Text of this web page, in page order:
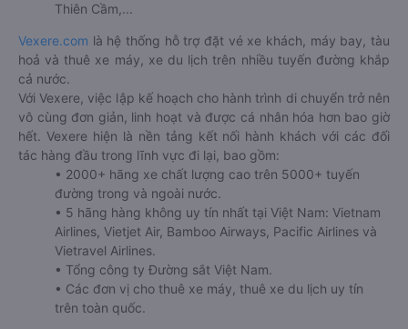
Thiên Cầm,...
Vexere.com là hệ thống hỗ trợ đặt vé xe khách, máy bay, tàu
hoả và thuê xe máy, xe du lịch trên nhiều tuyến đường khắp
cả nước.
Với Vexere, việc lập kế hoạch cho hành trình di chuyển trở nên
vô cùng đơn giản, linh hoạt và được cá nhân hóa hơn bao giờ
hết. Vexere hiện là nền tảng kết nối hành khách với các đối
tác hàng đầu trong lĩnh vực đi lại, bao gồm:
• 2000+ hãng xe chất lượng cao trên 5000+ tuyến
đường trong và ngoài nước.
• 5 hãng hàng không uy tín nhất tại Việt Nam: Vietnam
Airlines, Vietjet Air, Bamboo Airways, Pacific Airlines và
Vietravel Airlines.
• Tổng công ty Đường sắt Việt Nam.
• Các đơn vị cho thuê xe máy, thuê xe du lịch uy tín
trên toàn quốc.